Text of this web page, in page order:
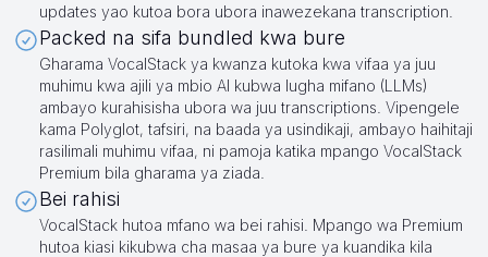
updates yao kutoa bora ubora inawezekana transcription.
Packed na sifa bundled kwa bure
Gharama VocalStack ya kwanza kutoka kwa vifaa ya juu
muhimu kwa ajili ya mbio AI kubwa lugha mifano (LLMs)
ambayo kurahisisha ubora wa juu transcriptions. Vipengele
kama Polyglot, tafsiri, na baada ya usindikaji, ambayo haihitaji
rasilimali muhimu vifaa, ni pamoja katika mpango VocalStack
Premium bila gharama ya ziada.
Bei rahisi
VocalStack hutoa mfano wa bei rahisi. Mpango wa Premium
hutoa kiasi kikubwa cha masaa ya bure ya kuandika kila